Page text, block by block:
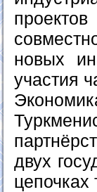
новых
участия
двух
цепочках